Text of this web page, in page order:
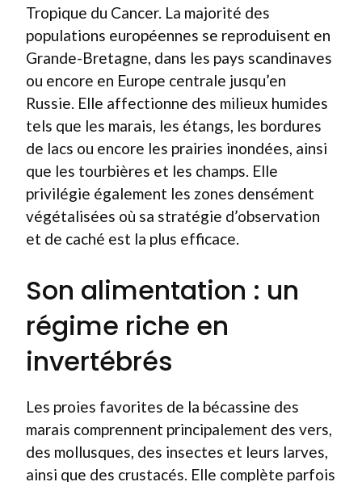
Tropique du Cancer. La majorité des
populations européennes se reproduisent en
Grande-Bretagne, dans les pays scandinaves
ou encore en Europe centrale jusqu’en
Russie. Elle affectionne des milieux humides
tels que les marais, les étangs, les bordures
de lacs ou encore les prairies inondées, ainsi
que les tourbières et les champs. Elle
privilégie également les zones densément
végétalisées où sa stratégie d’observation
et de caché est la plus efficace.
Son alimentation : un
régime riche en
invertébrés
Les proies favorites de la bécassine des
marais comprennent principalement des vers,
des mollusques, des insectes et leurs larves,
ainsi que des crustacés. Elle complète parfois